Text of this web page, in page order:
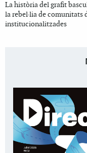
La història del grafit
la rebel·lia de comunitats
institucionalitzades